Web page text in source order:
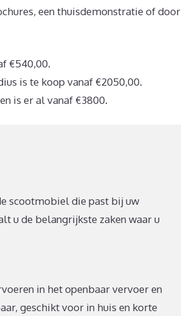
een thuisdemonstratie of door
€540,00.
is te koop vanaf €2050,00.
is er al vanaf €3800.
scootmobiel die past bij uw
u de belangrijkste zaken waar u
in het openbaar vervoer en
geschikt voor in huis en korte